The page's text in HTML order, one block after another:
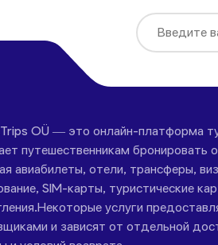
OÜ — это онлайн-платформа
путешественникам бронировать
авиабилеты, отели, трансферы,
SIM-карты, туристические
услуги
и зависят от отдельной